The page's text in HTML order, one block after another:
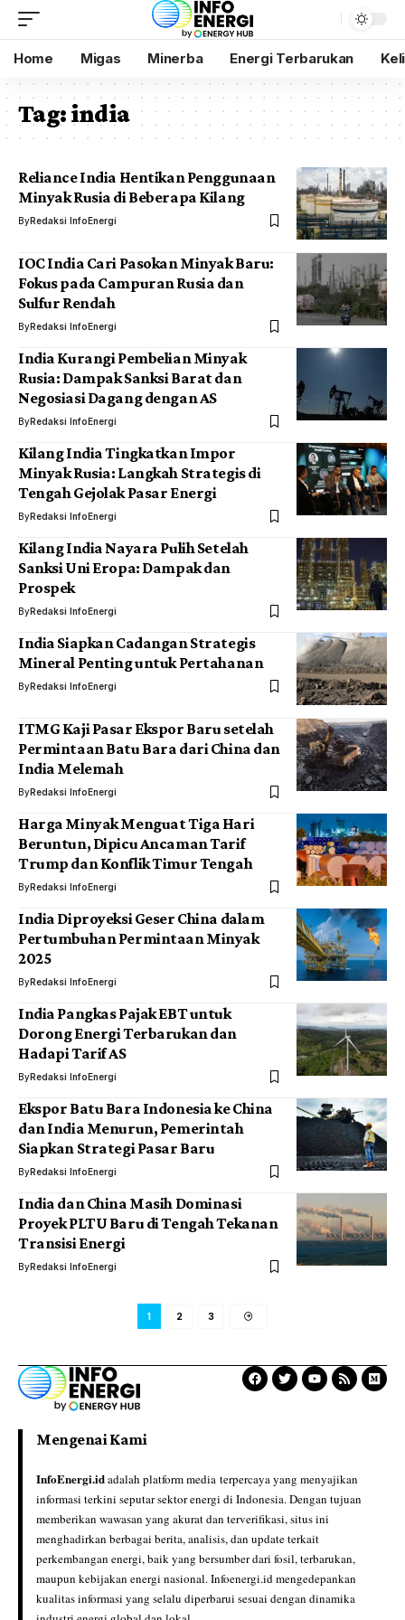
Home Migas Minerba Energi Terbarukan
Tag:india
Reliance India Hentikan Penggunaan
Minyak Rusia di Beberapa Kilang
ByRedaksi InfoEnergi
IOC India Cari Pasokan Minyak Baru:
Fokus pada Campuran Rusia dan
Sulfur Rendah
ByRedaksi InfoEnergi
India Kurangi Pembelian Minyak
Rusia: Dampak Sanksi Barat dan
Negosiasi Dagang dengan AS
ByRedaksi InfoEnergi
Kilang India Tingkatkan Impor
Minyak Rusia: Langkah Strategis di
Tengah Gejolak Pasar Energi
ByRedaksi InfoEnergi
Kilang India Nayara Pulih Setelah
Sanksi Uni Eropa: Dampak dan
Prospek
ByRedaksi InfoEnergi
India Siapkan Cadangan Strategis
Mineral Penting untuk Pertahanan
ByRedaksi InfoEnergi
ITMG Kaji Pasar Ekspor Baru setelah
Permintaan Batu Bara dari China dan
India Melemah
ByRedaksi InfoEnergi
Harga Minyak Menguat Tiga Hari
Beruntun, Dipicu Ancaman Tarif
Trump dan Konflik Timur Tengah
ByRedaksi InfoEnergi
India Diproyeksi Geser China dalam
Pertumbuhan Permintaan Minyak
2025
ByRedaksi InfoEnergi
India Pangkas Pajak EBT untuk
Dorong Energi Terbarukan dan
Hadapi Tarif AS
ByRedaksi InfoEnergi
Ekspor Batu Bara Indonesia ke China
dan India Menurun, Pemerintah
Siapkan Strategi Pasar Baru
ByRedaksi InfoEnergi
India dan China Masih Dominasi
Proyek PLTU Baru di Tengah Tekanan
Transisi Energi
ByRedaksi InfoEnergi
1 2 3
Mengenai Kami
InfoEnergi.idadalah platform media terpercaya yang menyajikan
informasi terkini seputar sektor energi di Indonesia. Dengan tujuan
memberikan wawasan yang akurat dan terverifikasi, situs ini
menghadirkan berbagai berita, analisis, dan update terkait
perkembangan energi, baik yang bersumber dari fosil, terbarukan,
maupun kebijakan energi nasional. Infoenergi.id mengedepankan
kualitas informasi yang selalu diperbarui sesuai dengan dinamika